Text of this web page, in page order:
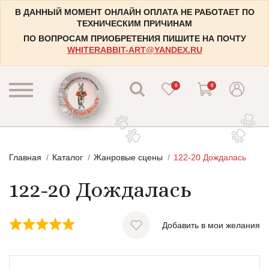
В ДАННЫЙ МОМЕНТ ОНЛАЙН ОПЛАТА НЕ РАБОТАЕТ ПО
ТЕХНИЧЕСКИМ ПРИЧИНАМ
ПО ВОПРОСАМ ПРИОБРЕТЕНИЯ ПИШИТЕ НА ПОЧТУ
WHITERABBIT-ART@YANDEX.RU
0 0
Пейзажи
Городские пейзажи
Натюрморты
КОНТАКТЫ
НАБОРЫ
БЛОГ
Главная Каталог Жанровые сцены 122-20 Дождалась
122-20 Дождалась
Добавить в мои желания